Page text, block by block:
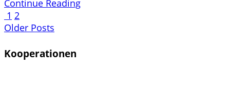
Continue Reading
1 2
Older Posts
Kooperationen